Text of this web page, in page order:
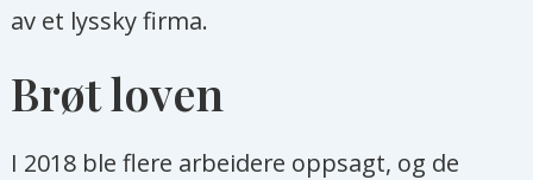
av et lyssky firma.
Brøt loven
I 2018 ble flere arbeidere oppsagt, og de